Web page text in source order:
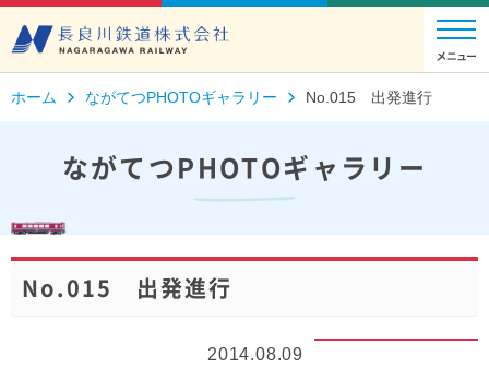
ホーム ながてつPHOTOギャラリー No.015 出発進行
ながてつPHOTOギャラリー
No.015 出発進行
2014.08.09